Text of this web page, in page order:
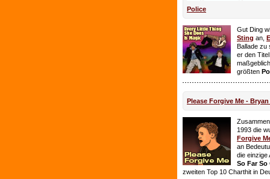
Police
Gut Ding
Sting an,
Ballade zu
er den
größten
Please Forgive Me -
1993 die
Forgive
an
die einzige
So Far So
zweiten Top 10 Charthit in